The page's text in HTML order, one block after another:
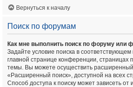
Вернуться к началу
Поиск по форумам
Как мне выполнить поиск по форуму или
Задайте условие поиска в
главной странице конференции, страницах
темы. Вы можете осуществить расширенный
«Расширенный поиск», доступной на всех
Способ доступа к поиску может зависеть от